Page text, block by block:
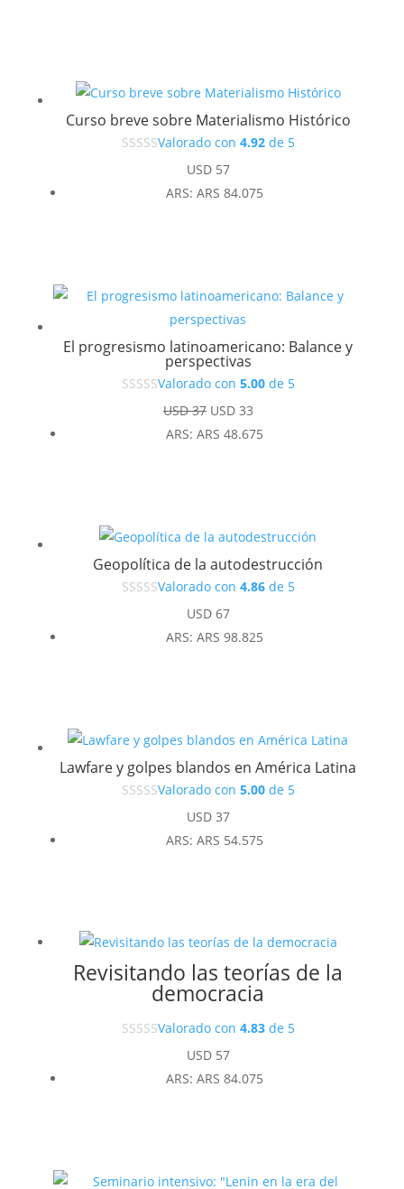
Curso breve sobre Materialismo Histórico
Valorado con 4.92de 5
USD57
ARS: ARS 84.075
El progresismo latinoamericano: Balance y
perspectivas
Valorado con 5.00de 5
USD37 El
precio
USD33El
precio
ARS: ARS 48.675
Geopolítica de la autodestrucción
Valorado con 4.86de 5
USD67
ARS: ARS 98.825
Lawfare y golpes blandos en América Latina
Valorado con 5.00de 5
USD37
ARS: ARS 54.575
Revisitando las teorías de la
democracia
Valorado con 4.83de 5
USD57
ARS: ARS 84.075